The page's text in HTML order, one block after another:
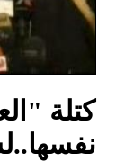
كتلة